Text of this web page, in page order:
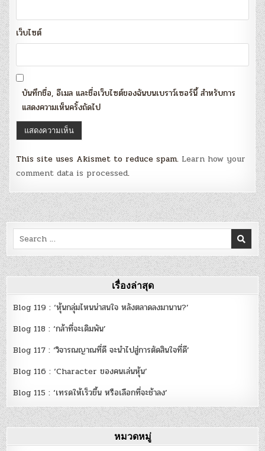
เว็บไซต์
บันทึกชื่อ, อีเมล และชื่อเว็บไซต์ของฉันบนเบราว์เซอร์นี้ สำหรับการ
แสดงความเห็นครั้งถัดไป
This site uses Akismet to reduce spam. Learn how your
comment data is processed.
Search
for:
เรื่องล่าสุด
Blog 119 : ‘หุ้นกลุ่มไหนน่าสนใจ หลังตลาดลงมานาน?’
Blog 118 : ‘กล้าที่จะเดิมพัน’
Blog 117 : ‘วิจารณญาณที่ดี จะนำไปสู่การตัดสินใจที่ดี’
Blog 116 : ‘Character ของคนเล่นหุ้น’
Blog 115 : ‘เทรดให้เร็วขึ้น หรือเลือกที่จะช้าลง’
หมวดหมู่